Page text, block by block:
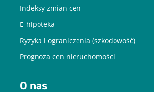
Indeksy zmian cen
E-hipoteka
Ryzyka i ograniczenia (szkodowość)
Prognoza cen nieruchomości
O nas